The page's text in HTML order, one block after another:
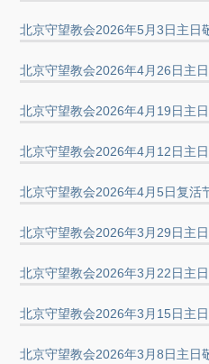
北京守望教会2026年5月3日主日
北京守望教会2026年4月26日主
北京守望教会2026年4月19日主
北京守望教会2026年4月12日主
北京守望教会2026年4月5日复活
北京守望教会2026年3月29日主
北京守望教会2026年3月22日主
北京守望教会2026年3月15日主
北京守望教会2026年3月8日主日